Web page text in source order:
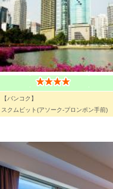
【バンコク】
スクムビット(アソーク-プロンポン手前)